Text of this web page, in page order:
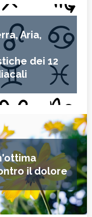
Aria,
dei 12
il dolore